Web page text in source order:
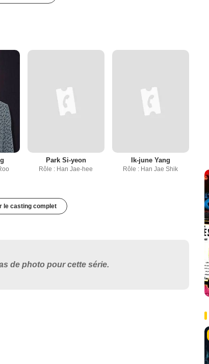
Park Si-yeon
Rôle : Han Jae-hee
Ik-june Yang
Rôle : Han Jae Shik
le casting complet
de photo pour cette série.